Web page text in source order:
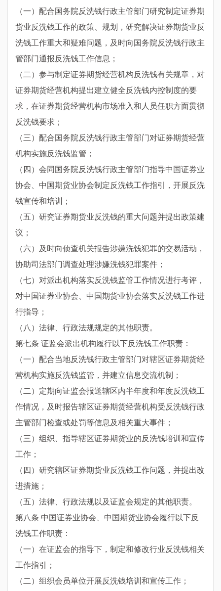
（一）配合国务院反洗钱行政主管部门研究制定证券期
货业反洗钱工作的政策、规划，研究解决证券期货业反
洗钱工作重大和疑难问题，及时向国务院反洗钱行政主
管部门通报反洗钱工作信息；
（二）参与制定证券期货经营机构反洗钱有关规章，对
证券期货经营机构提出建立健全反洗钱内控制度的要
求，在证券期货经营机构市场准入和人员任职方面贯彻
反洗钱要求；
（三）配合国务院反洗钱行政主管部门对证券期货经营
机构实施反洗钱监管；
（四）会同国务院反洗钱行政主管部门指导中国证券业
协会、中国期货业协会制定反洗钱工作指引，开展反洗
钱宣传和培训；
（五）研究证券期货业反洗钱的重大问题并提出政策建
议；
（六）及时向侦查机关报告涉嫌洗钱犯罪的交易活动，
协助司法部门调查处理涉嫌洗钱犯罪案件；
（七）对派出机构落实反洗钱监管工作情况进行考评，
对中国证券业协会、中国期货业协会落实反洗钱工作进
行指导；
（八）法律、行政法规规定的其他职责。
第七条 证监会派出机构履行以下反洗钱工作职责：
（一）配合当地反洗钱行政主管部门对辖区证券期货经
营机构实施反洗钱监管，并建立信息交流机制；
（二）定期向证监会报送辖区内半年度和年度反洗钱工
作情况，及时报告辖区证券期货经营机构受反洗钱行政
主管部门检查或处罚等信息及相关重大事件；
（三）组织、指导辖区证券期货业的反洗钱培训和宣传
工作；
（四）研究辖区证券期货业反洗钱工作问题，并提出改
进措施；
（五）法律、行政法规以及证监会规定的其他职责。
第八条 中国证券业协会、中国期货业协会履行以下反
洗钱工作职责：
（一）在证监会的指导下，制定和修改行业反洗钱相关
工作指引；
（二）组织会员单位开展反洗钱培训和宣传工作；